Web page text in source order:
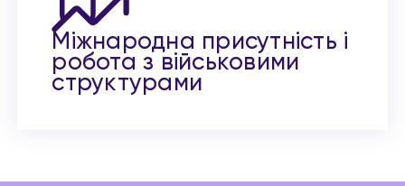
Міжнародна присутність і
робота з військовими
структурами